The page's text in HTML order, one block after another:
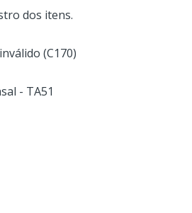
dos itens.
(C170)
- TA51